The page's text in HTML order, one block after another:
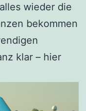
wieder die
bekommen
klar – hier